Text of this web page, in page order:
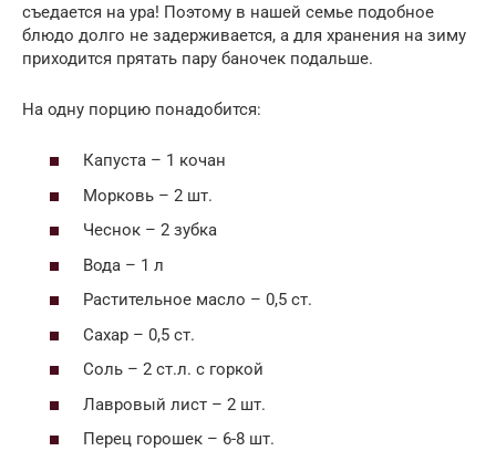
съедается на ура! Поэтому в нашей семье подобное
блюдо долго не задерживается, а для хранения на зиму
приходится прятать пару баночек подальше.
На одну порцию понадобится:
Капуста – 1 кочан
Морковь – 2 шт.
Чеснок – 2 зубка
Вода – 1 л
Растительное масло – 0,5 ст.
Сахар – 0,5 ст.
Соль – 2 ст.л. с горкой
Лавровый лист – 2 шт.
Перец горошек – 6-8 шт.